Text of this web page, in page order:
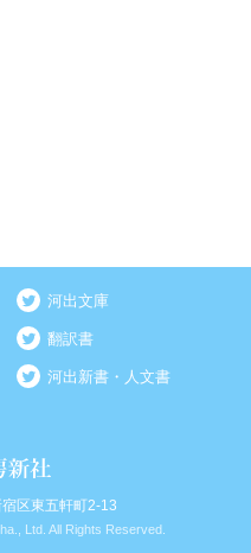
河出文庫
翻訳書
河出新書・人文書
区東五軒町2-13
Ltd. All Rights Reserved.